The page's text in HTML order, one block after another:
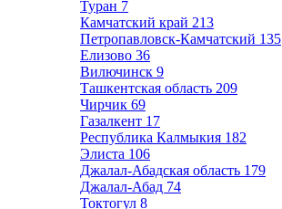
Туран 7
Камчатский край 213
Петропавловск-Камчатский 135
Елизово 36
Вилючинск 9
Ташкентская область 209
Чирчик 69
Газалкент 17
Республика Калмыкия 182
Элиста 106
Джалал-Абадская область 179
Джалал-Абад 74
Токтогул 8